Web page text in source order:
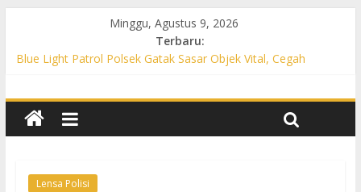
Minggu, Agustus 9, 2026
Terbaru:
Blue Light Patrol Polsek Gatak Sasar Objek Vital, Cegah
Permukiman, Antisipasi 3C dan Gangguan Kamtibmas
Patroli KRYD Polsek Baki Sisir Titik Rawan, Cegah 3C hingga
Permukiman, Antisipasi 3C dan Gangguan Kamtibmas
Lensa Polisi